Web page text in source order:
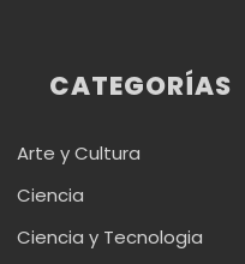
CATEGORÍAS
Arte y Cultura
Ciencia
Ciencia y Tecnologia